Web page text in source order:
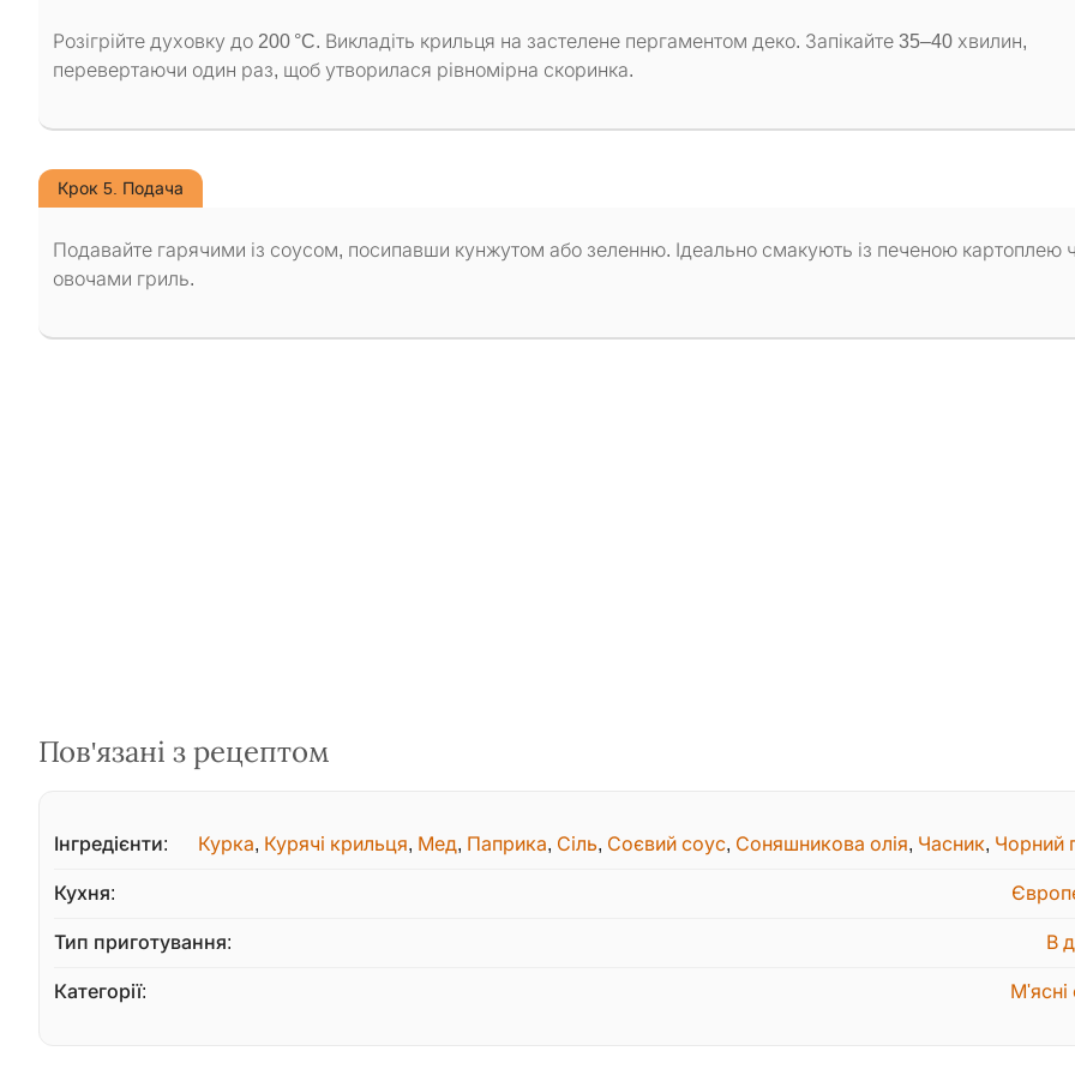
Розігрійте духовку до 200 °C. Викладіть крильця на застелене пергаментом деко. Запікайте 35–40 хвилин,
перевертаючи один раз, щоб утворилася рівномірна скоринка.
Крок 5. Подача
Подавайте гарячими із соусом, посипавши кунжутом або зеленню. Ідеально смакують із печеною картоплею
овочами гриль.
Пов'язані з рецептом
Інгредієнти: Курка, Курячі крильця, Мед, Паприка, Сіль, Соєвий соус, Соняшникова олія, Часник, Чорний
Кухня:
Тип приготування: В
Категорії: М'ясні